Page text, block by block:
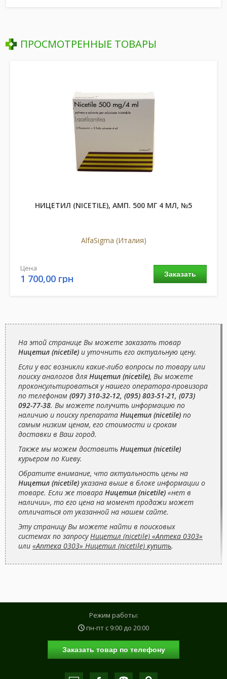
ПРОСМОТРЕННЫЕ ТОВАРЫ
НИЦЕТИЛ (NICETILE), АМП. 500 МГ 4 МЛ, №5
AlfaSigma (Италия)
Заказать
Цена
1 700,00 грн
На этой странице Вы можете заказать товар
Ницетил (nicetile) и уточнить его актуальную цену.
Если у вас возникли какие-либо вопросы по товару или
поиску аналогов для Ницетил (nicetile), Вы можете
проконсультироваться у нашего оператора-провизора
по телефонам (097) 310-32-12, (095) 803-51-21, (073)
092-77-38. Вы можете получить информацию по
наличию и поиску препарата Ницетил (nicetile) по
самым низким ценам, его стоимости и срокам
доставки в Ваш город.
Также мы можем доставить Ницетил (nicetile)
курьером по Киеву.
Обратите внимание, что актуальность цены на
Ницетил (nicetile) указана выше в блоке информации о
товаре. Если же товара Ницетил (nicetile) «нет в
наличии», то его цена на момент продажи может
отличаться от указанной на нашем сайте.
Эту страницу Вы можете найти в поисковых
системах по запросу Ницетил (nicetile) «Аптека 0303»
или «Аптека 0303» Ницетил (nicetile) купить.
Режим работы:
пн-пт с 9:00 до 20:00
Заказать товар по телефону